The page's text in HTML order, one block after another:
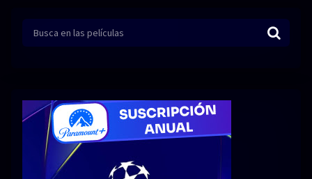
Comedia Crimen
Terror
Fantástico Romance
Bélico Thriller
Biográfico